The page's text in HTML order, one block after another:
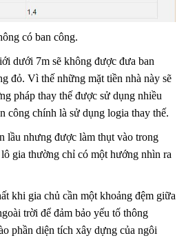
có ban công.
dưới 7m sẽ không được đưa ban
đỏ. Vì thế những mặt tiền nhà này sẽ
pháp thay thế được sử dụng nhiều
công chính là sử dụng logia thay thế.
lầu nhưng được làm thụt vào trong
gia thường chỉ có một hướng nhìn ra
khi gia chủ cần một khoảng đệm giữa
trời để đảm bảo yếu tố thông
phần diện tích xây dựng của ngôi